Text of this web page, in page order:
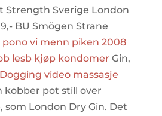
Strength Sverige London
BU Smögen Strane
pono vi menn piken 2008
lesb kjøp kondomer Gin,
Dogging video massasje
kobber pot still over
som London Dry Gin. Det